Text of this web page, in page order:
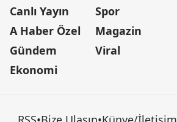
Canlı Yayın
A Haber Özel
Gündem
Ekonomi
Spor
Magazin
Viral